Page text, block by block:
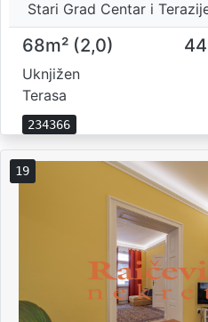
Stari Grad Centar i
68m² (2,0)
Uknjižen
Terasa
234366
19